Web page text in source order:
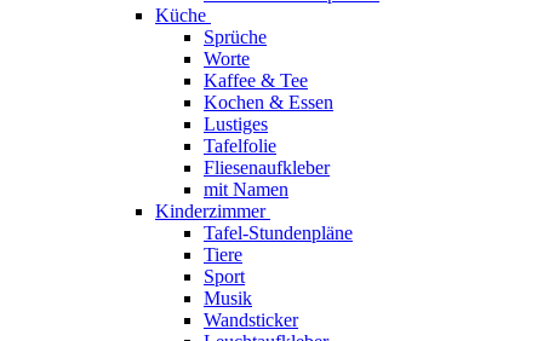
Küche
Sprüche
Worte
Kaffee & Tee
Kochen & Essen
Lustiges
Tafelfolie
Fliesenaufkleber
mit Namen
Kinderzimmer
Tafel-Stundenpläne
Tiere
Sport
Musik
Wandsticker